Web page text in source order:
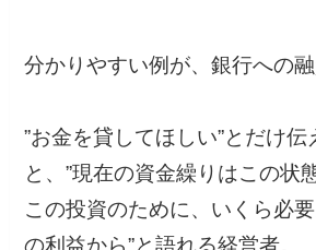
分かりやすい例が、銀行への融
”お金を貸してほしい”とだけ
と、”現在の資金繰りはこの状
この投資のために、いくら必
の利益から”と語れる経営者。